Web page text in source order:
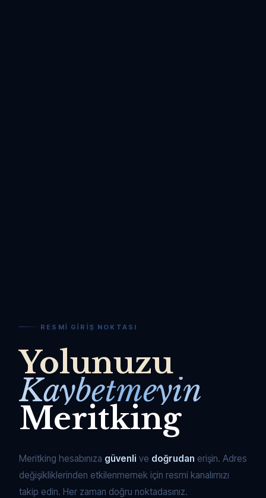
RESMI GIRIŞ NOKTASI
Yolunuzu
Kaybetmeyin
Meritking
Meritking hesabınıza güvenli ve doğrudan erişin. Adres
değişikliklerinden etkilenmemek için resmi kanalımızı
takip edin. Her zaman doğru noktadasınız.